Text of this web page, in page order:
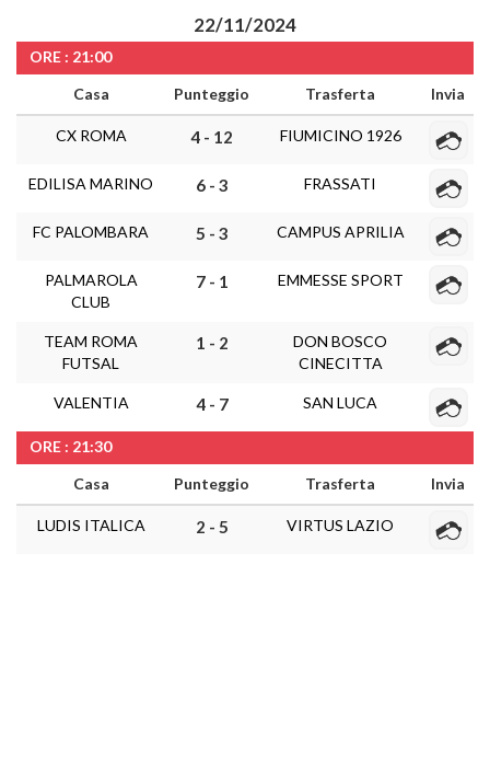
22/11/2024
ORE : 21:00
Casa
Punteggio Trasferta Invia
CX ROMA 4 - 12 FIUMICINO 1926
EDILISA MARINO 6 - 3 FRASSATI
FC PALOMBARA 5 - 3 CAMPUS APRILIA
PALMAROLA
CLUB
7 - 1 EMMESSE SPORT
TEAM ROMA
FUTSAL
1 - 2
DON BOSCO
CINECITTA
VALENTIA 4 - 7 SAN LUCA
ORE : 21:30
Casa
Punteggio Trasferta Invia
LUDIS ITALICA 2 - 5 VIRTUS LAZIO